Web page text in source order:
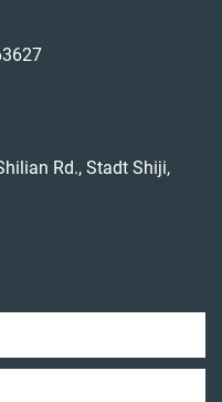
Rd., Stadt Shiji,